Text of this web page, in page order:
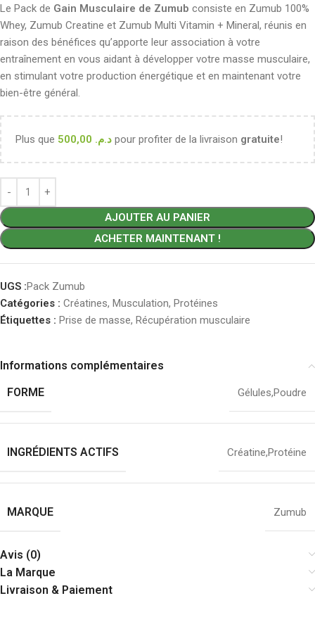
Le Pack de Gain Musculaire de Zumub consiste en Zumub 100%
Whey, Zumub Creatine et Zumub Multi Vitamin + Mineral, réunis en
raison des bénéfices qu’apporte leur association à votre
entraînement en vous aidant à développer votre masse musculaire,
en stimulant votre production énergétique et en maintenant votre
bien-être général.
Plus que د.م. pour profiter de la livraison gratuite!
AJOUTER AU PANIER
ACHETER MAINTENANT !
UGS :Pack Zumub
Catégories : Créatines, Musculation, Protéines
Étiquettes : Prise de masse, Récupération musculaire
Informations complémentaires
FORME
Gélules,Poudre
INGRÉDIENTS ACTIFS Créatine,Protéine
MARQUE Zumub
Avis (0)
La Marque
Livraison & Paiement